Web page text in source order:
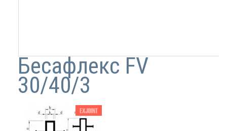
Бесафлекс FV
30/40/3